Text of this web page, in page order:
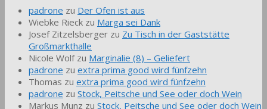
padrone zu Der Ofen ist aus
Wiebke Rieck zu Marga sei Dank
Josef Zitzelsberger zu Zu Tisch in der Gaststätte
Großmarkthalle
Nicole Wolfzu Marginalie (8) – Geliefert
padrone zu extra prima good wird fünfzehn
Thomas zu extra prima good wird fünfzehn
padrone zu Stock, Peitsche und See oder doch Wein
Markus Munz zu Stock, Peitsche und See oder doch Wein